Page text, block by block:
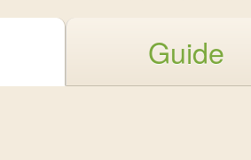
Guide